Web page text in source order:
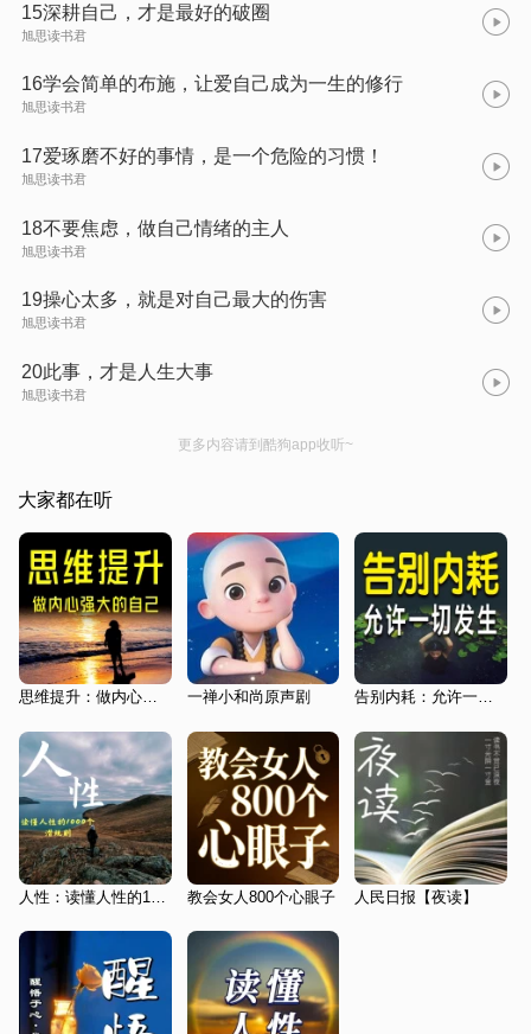
15深耕自己，才是最好的破圈
旭思读书君
16学会简单的布施，让爱自己成为一生的修行
旭思读书君
17爱琢磨不好的事情，是一个危险的习惯！
旭思读书君
18不要焦虑，做自己情绪的主人
旭思读书君
19操心太多，就是对自己最大的伤害
旭思读书君
20此事，才是人生大事
旭思读书君
更多内容请到酷狗app收听~
大家都在听
思维提升：做内心强大的自己 一禅小和尚原声剧 告别内耗：允许一切发生
教会女人800个心眼子 人民日报【夜读】